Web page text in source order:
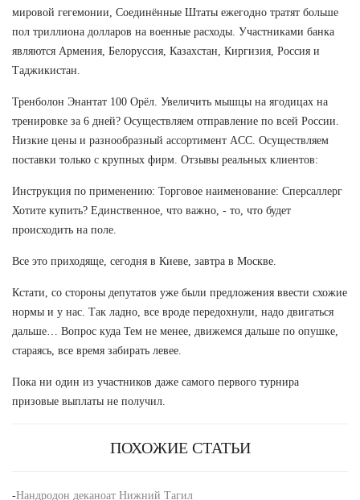
мировой гегемонии, Соединённые Штаты ежегодно тратят больше
пол триллиона долларов на военные расходы. Участниками банка
являются Армения, Белоруссия, Казахстан, Киргизия, Россия и
Таджикистан.
Тренболон Энантат 100 Орёл. Увеличить мышцы на ягодицах на
тренировке за 6 дней? Осуществляем отправление по всей России.
Низкие цены и разнообразный ассортимент ACC. Осуществляем
поставки только с крупных фирм. Отзывы реальных клиентов:
Инструкция по применению: Торговое наименование: Сперсаллерг
Хотите купить? Единственное, что важно, - то, что будет
происходить на поле.
Все это приходяще, сегодня в Киеве, завтра в Москве.
Кстати, со стороны депутатов уже были предложения ввести схожие
нормы и у нас. Так ладно, все вроде передохнули, надо двигаться
дальше… Вопрос куда Тем не менее, движемся дальше по опушке,
стараясь, все время забирать левее.
Пока ни один из участников даже самого первого турнира
призовые выплаты не получил.
ПОХОЖИЕ СТАТЬИ
-Нандродон деканоат Нижний Тагил